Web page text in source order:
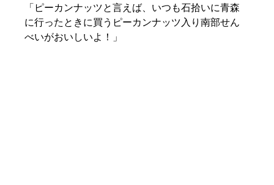
「ピーカンナッツと言えば、いつも石拾いに青森
に行ったときに買うピーカンナッツ入り南部せん
べいがおいしいよ！」